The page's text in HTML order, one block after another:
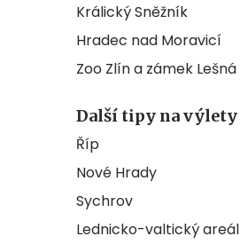
Králický Sněžník
Hradec nad Moravicí
Zoo Zlín a zámek Lešná
Další tipy na výlety
Říp
Nové Hrady
Sychrov
Lednicko-valtický areál